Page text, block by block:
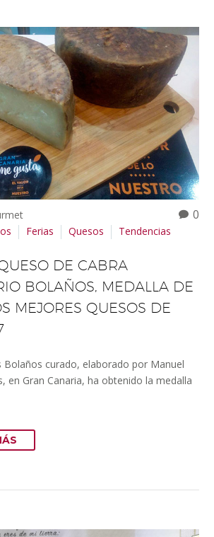
0
Ferias Quesos Tendencias
DE CABRA
BOLAÑOS, MEDALLA DE
MEJORES QUESOS DE
Bolaños curado, elaborado por Manuel
en Gran Canaria, ha obtenido la medalla